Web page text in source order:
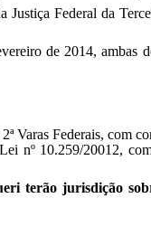
Justiça Federal da
de 2014, ambas
Varas Federais, com
nº 10.259/20012,
terão jurisdição